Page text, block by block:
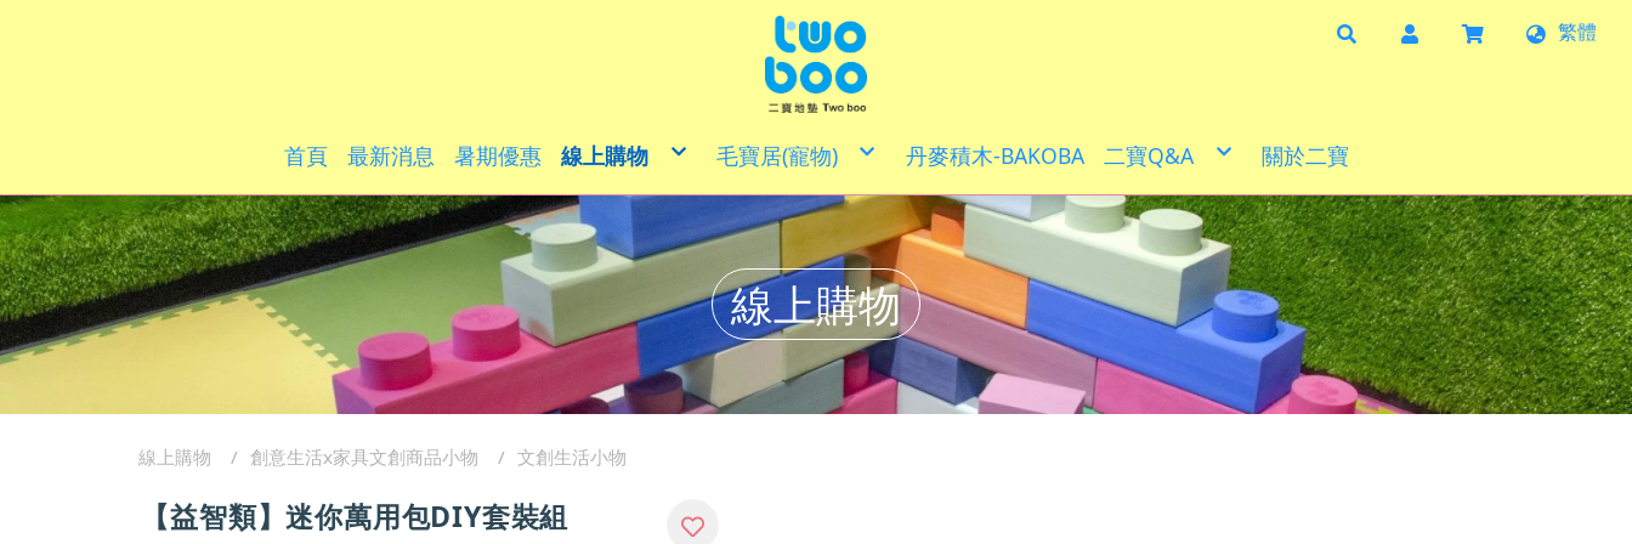
繁體
首頁 最新消息 暑期優惠 線上購物
DIY手作
拼圖組合
積木套裝
體能發展
多用途巧拼地墊
30CM X 30 CM
50CM X 50CM
60CM X 60CM
聯名款地墊
特殊專用地墊/壁貼
創意生活x家具文創商品小物
兒童安全家具/大動物積木
文創生活小物
寵愛媽咪x居家清潔
客製化商品.小物
精裝禮盒/寶寶禮盒/彌月送禮
樂齡玩具
童萌卡(僅供現場購買)
毛寶居(寵物) 丹麥積木-BAKOBA 二寶Q&A
益智商品
體能發展
巧拼地墊
創意家具
影片分享
實例分享
合作夥伴
產品目錄
清潔方式
尺寸說明
幼兒園專區
二寶小學堂 學習角落分享
防焰地墊
火箭滑板
關於二寶
線上購物
【益智類】迷你萬用包DIY套裝組
線上購物 創意生活x家具文創商品小物 文創生活小物